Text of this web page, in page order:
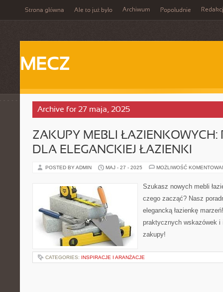
Strona główna Ale to już było Archiwum Popołudnie
MECZ
Archive for 27 maja, 2025
ZAKUPY MEBLI ŁAZIENKOWYCH:
DLA ELEGANCKIEJ ŁAZIENKI
POSTED BY ADMIN MAJ - 27 - 2025 MOŻLIWOŚĆ
Szukasz nowych mebli
czego zacząć? Nasz
elegancką łazienkę
praktycznych wskazówek
zakupy!
CATEGORIES: INSPIRACJE I ARANŻACJE